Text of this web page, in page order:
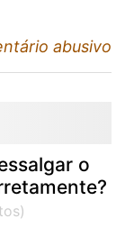
abusivo
o